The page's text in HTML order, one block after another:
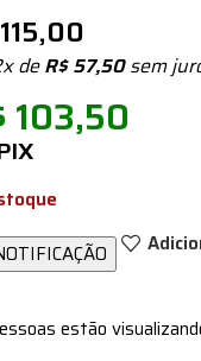
115,00
deR$57,50sem
103,50
estão